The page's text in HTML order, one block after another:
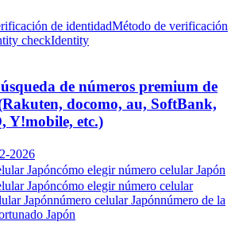
de identidadMétodo de verificación
checkIdentity
de números premium de
docomo, au, SoftBank,
Y!mobile, etc.)
2026
Japóncómo elegir número celular Japón
Japóncómo elegir número celular
Japónnúmero celular Japónnúmero de la
Japón